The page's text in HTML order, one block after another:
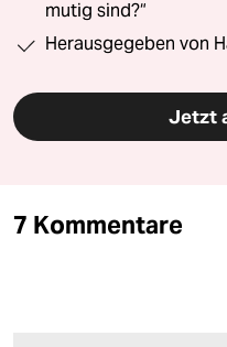
mutig sind?“
Herausgegeben von
Jetzt
7 Kommentare